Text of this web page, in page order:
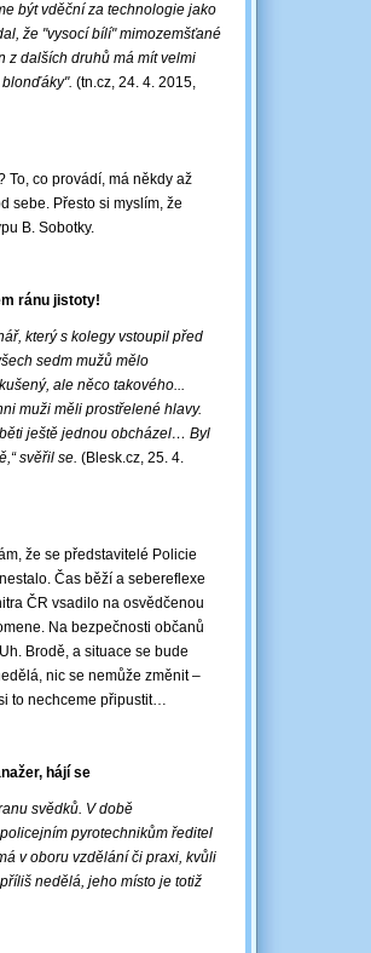
být vděční za technologie jako
že "vysocí bílí" mimozemšťané
z dalších druhů má mít velmi
(tn.cz, 24. 4. 2015,
To, co provádí, má někdy až
sebe. Přesto si myslím, že
B. Sobotky.
ránu jistoty!
který s kolegy vstoupil před
sedm mužů mělo
ale něco takového...
muži měli prostřelené hlavy.
ještě jednou obcházel… Byl
svěřil se. (Blesk.cz, 25. 4.
že se představitelé Policie
Čas běží a sebereflexe
ČR vsadilo na osvědčenou
Na bezpečnosti občanů
Brodě, a situace se bude
nic se nemůže změnit –
to nechceme připustit…
hájí se
svědků. V době
pyrotechnikům ředitel
v oboru vzdělání či praxi, kvůli
nedělá, jeho místo je totiž